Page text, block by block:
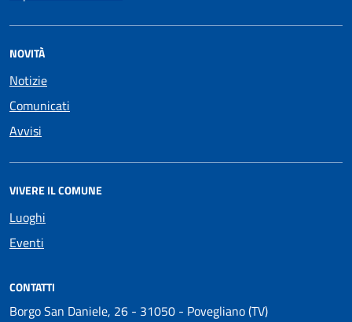
NOVITÀ
Notizie
Comunicati
Avvisi
VIVERE IL COMUNE
Luoghi
Eventi
CONTATTI
Borgo San Daniele, 26 - 31050 - Povegliano (TV)